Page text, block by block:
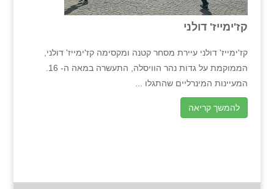
קז'ימייז' דולני
קז'ימייז' דולני עיירת מסחר קטנה ומקסימה קז'ימייז' דולני,
המעיינות המינרליים שהתגלו ...
להמשך קריאה